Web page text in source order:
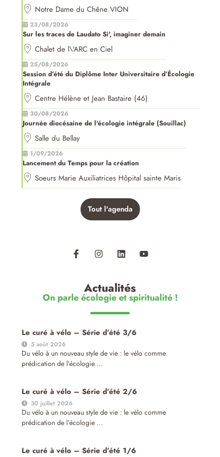
Notre Dame du Chêne VION
23/08/2026
Sur les traces de Laudato Si', imaginer demain
Chalet de l\'ARC en Ciel
25/08/2026
Session d’été du Diplôme Inter Universitaire d’Écologie
Intégrale
Centre Hélène et Jean Bastaire (46)
30/08/2026
Journée diocésaine de l'écologie intégrale (Souillac)
Salle du Bellay
1/09/2026
Lancement du Temps pour la création
Soeurs Marie Auxiliatrices Hôpital sainte Maris
Tout l'agenda
Actualités
On parle écologie et spiritualité !
Le curé à vélo – Série d’été 3/6
5 août 2026
Du vélo à un nouveau style de vie : le vélo comme
prédication de l’écologie …
Le curé à vélo – Série d’été 2/6
30 juillet 2026
Du vélo à un nouveau style de vie : le vélo comme
prédication de l’écologie …
Le curé à vélo – Série d’été 1/6